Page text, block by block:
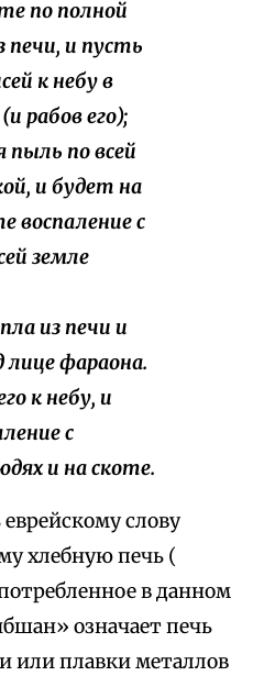
по полной
печи, и пусть
к небу в
рабов его);
пыль по всей
и будет на
воспаление с
земле
из печи и
лице фараона.
к небу, и
с
и на скоте.
слову
хлебную печь (
в данном
означает печь
или плавки металлов